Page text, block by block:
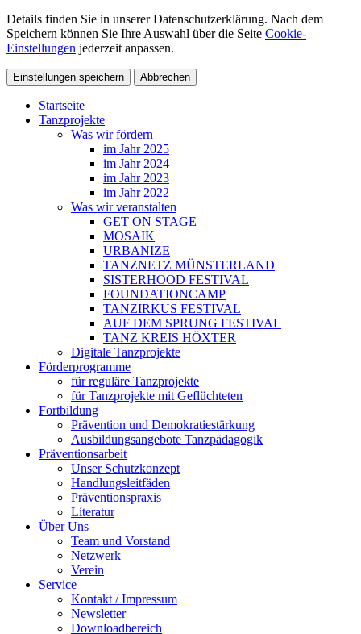
Details finden Sie in unserer Datenschutzerklärung. Nach dem
Speichern können Sie Ihre Auswahl über die Seite Cookie-
Einstellungen jederzeit anpassen.
Einstellungen speichern Abbrechen
Startseite
Tanzprojekte
Was wir fördern
im Jahr 2025
im Jahr 2024
im Jahr 2023
im Jahr 2022
Was wir veranstalten
GET ON STAGE
MOSAIK
URBANIZE
TANZNETZ MÜNSTERLAND
SISTERHOOD FESTIVAL
FOUNDATIONCAMP
TANZIRKUS FESTIVAL
AUF DEM SPRUNG FESTIVAL
TANZ KREIS HÖXTER
Digitale Tanzprojekte
Förder­programme
für reguläre Tanzprojekte
für Tanzprojekte mit Geflüchteten
Fortbildung
Prävention und Demokratiestärkung
Ausbildungsangebote Tanzpädagogik
Präventionsarbeit
Unser Schutz­kon­zept
Handlungsleitfäden
Präventionspraxis
Literatur
Über Uns
Team und Vorstand
Netzwerk
Verein
Service
Kontakt / Impressum
Newsletter
Downloadbereich